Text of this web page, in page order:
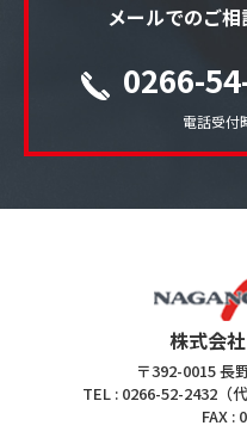
メールでのご
0266-
電話受
株式会
〒392-0015 長
TEL : 0266-52-2432（
FAX :